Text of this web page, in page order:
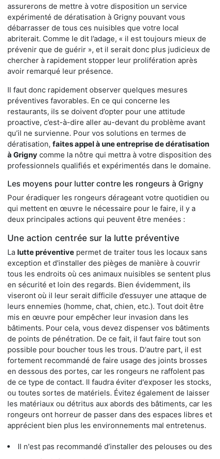
assurerons de mettre à votre disposition un service
expérimenté de dératisation à Grigny pouvant vous
débarrasser de tous ces nuisibles que votre local
abriterait. Comme le dit l’adage, « il est toujours mieux de
prévenir que de guérir », et il serait donc plus judicieux de
chercher à rapidement stopper leur prolifération après
avoir remarqué leur présence.
Il faut donc rapidement observer quelques mesures
préventives favorables. En ce qui concerne les
restaurants, ils se doivent d’opter pour une attitude
proactive, c’est-à-dire aller au-devant du problème avant
qu’il ne survienne. Pour vos solutions en termes de
dératisation, faites appel à une entreprise de dératisation
à Grigny comme la nôtre qui mettra à votre disposition des
professionnels qualifiés et expérimentés dans le domaine.
Les moyens pour lutter contre les rongeurs à Grigny
Pour éradiquer les rongeurs dérageant votre quotidien ou
qui mettent en œuvre le nécessaire pour le faire, il y a
deux principales actions qui peuvent être menées :
Une action centrée sur la lutte préventive
La lutte préventive permet de traiter tous les locaux sans
exception et d'installer des pièges de manière à couvrir
tous les endroits où ces animaux nuisibles se sentent plus
en sécurité et loin des regards. Bien évidemment, ils
viseront où il leur serait difficile d’essuyer une attaque de
leurs ennemies (homme, chat, chien, etc.). Tout doit être
mis en œuvre pour empêcher leur invasion dans les
bâtiments. Pour cela, vous devez dispenser vos bâtiments
de points de pénétration. De ce fait, il faut faire tout son
possible pour boucher tous les trous. D'autre part, il est
fortement recommandé de faire usage des joints brosses
en dessous des portes, car les rongeurs ne raffolent pas
de ce type de contact. Il faudra éviter d'exposer les stocks,
ou toutes sortes de matériels. Évitez également de laisser
les matériaux ou détritus aux abords des bâtiments, car les
rongeurs ont horreur de passer dans des espaces libres et
apprécient bien plus les environnements mal entretenus.
Il n'est pas recommandé d’installer des pelouses ou des